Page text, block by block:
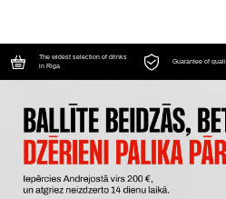
The widest selection of drinks
in Riga
Guarantee of